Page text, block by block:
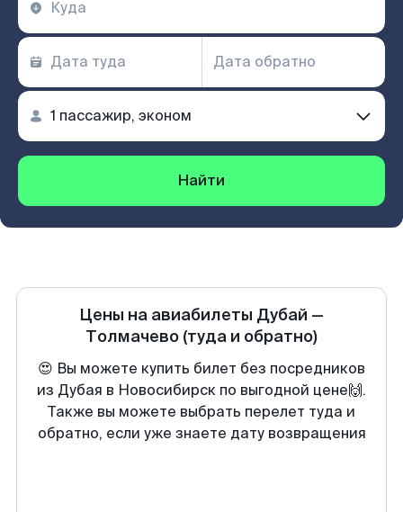
Найти
Цены на авиабилеты Дубай —
Толмачево (туда и обратно)
😍 Вы можете купить билет без посредников
из Дубая в Новосибирск по выгодной цене🙌.
Также вы можете выбрать перелет туда и
обратно, если уже знаете дату возвращения